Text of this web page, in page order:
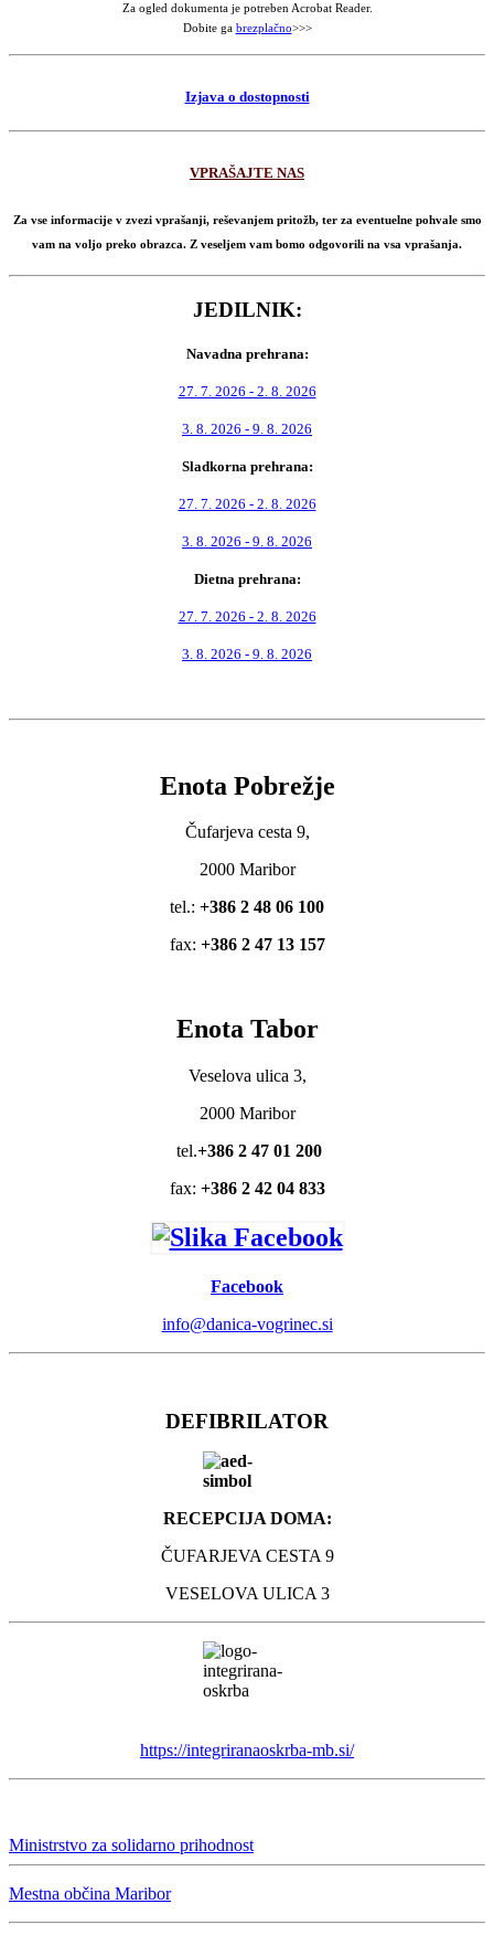
Za ogled dokumenta je potreben Acrobat Reader.
Dobite ga brezplačno>>>
Izjava o dostopnosti
VPRAŠAJTE NAS
Za vse informacije v zvezi vprašanji, reševanjem pritožb, ter za eventuelne pohvale smo
vam na voljo preko obrazca. Z veseljem vam bomo odgovorili na vsa vprašanja.
JEDILNIK:
Navadna prehrana:
27. 7. 2026 - 2. 8. 2026
3. 8. 2026 - 9. 8. 2026
Sladkorna prehrana:
27. 7. 2026 - 2. 8. 2026
3. 8. 2026 - 9. 8. 2026
Dietna prehrana:
27. 7. 2026 - 2. 8. 2026
3. 8. 2026 - 9. 8. 2026
Enota Pobrežje
Čufarjeva cesta 9,
2000 Maribor
tel.: +386 2 48 06 100
fax: +386 2 47 13 157
Enota Tabor
Veselova ulica 3,
2000 Maribor
tel.+386 2 47 01 200
fax: +386 2 42 04 833
Facebook
info@danica-vogrinec.si
DEFIBRILATOR
RECEPCIJA DOMA:
ČUFARJEVA CESTA 9
VESELOVA ULICA 3
https://integriranaoskrba-mb.si/
Ministrstvo za solidarno prihodnost
Mestna občina Maribor